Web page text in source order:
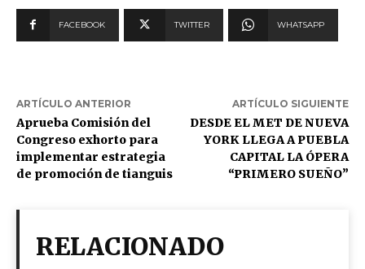
FACEBOOK TWITTER WHATSAPP
ARTÍCULO ANTERIOR
Aprueba Comisión del
Congreso exhorto para
implementar estrategia
de promoción de tianguis
ARTÍCULO SIGUIENTE
DESDE EL MET DE NUEVA
YORK LLEGA A PUEBLA
CAPITAL LA ÓPERA
“PRIMERO SUEÑO”
RELACIONADO